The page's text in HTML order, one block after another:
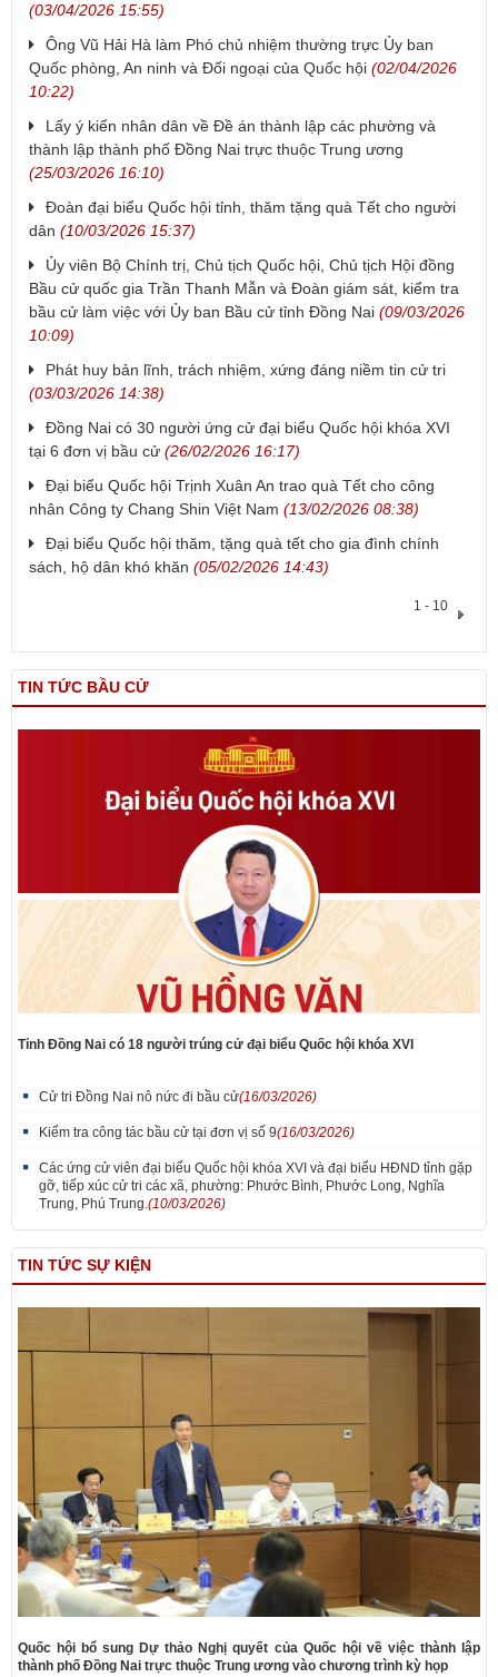
(03/04/2026 15:55)
Ông Vũ Hải Hà làm Phó chủ nhiệm thường trực Ủy ban
Quốc phòng, An ninh và Đối ngoại của Quốc hội (02/04/2026
10:22)
Lấy ý kiến nhân dân về Đề án thành lập các phường và
thành lập thành phố Đồng Nai trực thuộc Trung ương
(25/03/2026 16:10)
Đoàn đại biểu Quốc hội tỉnh, thăm tặng quà Tết cho người
dân (10/03/2026 15:37)
Ủy viên Bộ Chính trị, Chủ tịch Quốc hội, Chủ tịch Hội đồng
Bầu cử quốc gia Trần Thanh Mẫn và Đoàn giám sát, kiểm tra
bầu cử làm việc với Ủy ban Bầu cử tỉnh Đồng Nai (09/03/2026
10:09)
Phát huy bản lĩnh, trách nhiệm, xứng đáng niềm tin cử tri
(03/03/2026 14:38)
Đồng Nai có 30 người ứng cử đại biểu Quốc hội khóa XVI
tại 6 đơn vị bầu cử (26/02/2026 16:17)
Đại biểu Quốc hội Trịnh Xuân An trao quà Tết cho công
nhân Công ty Chang Shin Việt Nam (13/02/2026 08:38)
Đại biểu Quốc hội thăm, tặng quà tết cho gia đình chính
sách, hộ dân khó khăn (05/02/2026 14:43)
1 - 10
TIN TỨC BẦU CỬ
Tỉnh Đồng Nai có 18 người trúng cử đại biểu Quốc hội khóa XVI
Cử tri Đồng Nai nô nức đi bầu cử(16/03/2026)
Kiểm tra công tác bầu cử tại đơn vị số 9(16/03/2026)
Các ứng cử viên đại biểu Quốc hội khóa XVI và đại biểu HĐND tỉnh gặp
gỡ, tiếp xúc cử tri các xã, phường: Phước Bình, Phước Long, Nghĩa
Trung, Phú Trung.(10/03/2026)
TIN TỨC SỰ KIỆN
Quốc hội bổ sung Dự thảo Nghị quyết của Quốc hội về việc thành lập
thành phố Đồng Nai trực thuộc Trung ương vào chương trình kỳ họp